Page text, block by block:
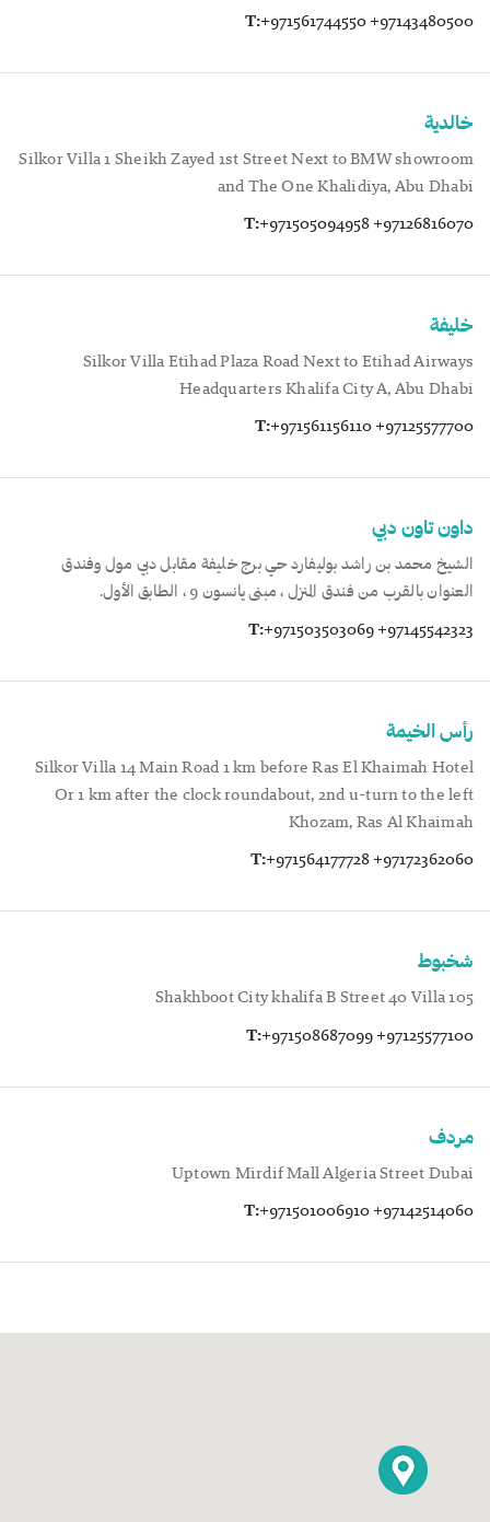
T:+971561744550 +97143480500
خالدية
Silkor Villa 1 Sheikh Zayed 1st Street Next to BMW showroom
and The One Khalidiya, Abu Dhabi
T:+971505094958 +97126816070
خليفة
Silkor Villa Etihad Plaza Road Next to Etihad Airways
Headquarters Khalifa City A, Abu Dhabi
T:+971561156110 +97125577700
داون تاون دبي
الشيخ محمد بن راشد بوليفارد حي برج خليفة مقابل دبي مول وفندق
العنوان بالقرب من فندق المنزل ، مبنى يانسون 9 ، الطابق الأول.
T:+971503503069 +97145542323
رأس الخيمة
Silkor Villa 14 Main Road 1 km before Ras El Khaimah Hotel
Or 1 km after the clock roundabout, 2nd u-turn to the left
Khozam, Ras Al Khaimah
T:+971564177728 +97172362060
شخبوط
Shakhboot City khalifa B Street 40 Villa 105
T:+971508687099 +97125577100
مردف
Uptown Mirdif Mall Algeria Street Dubai
T:+971501006910 +97142514060